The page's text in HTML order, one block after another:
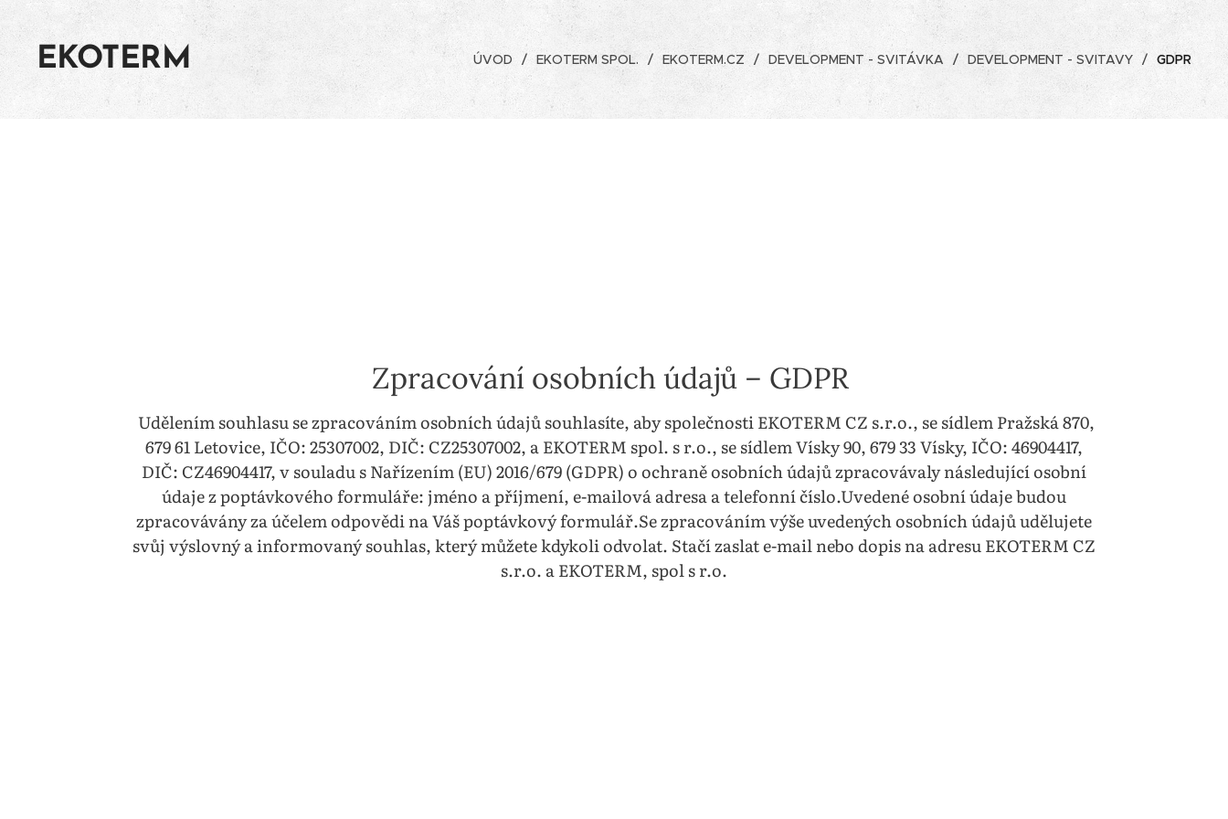
EKOTERM ÚVOD EKOTERM SPOL. EKOTERM.CZ DEVELOPMENT - SVITÁVKA DEVELOPMENT - SVITAVY GDPR
Zpracování osobních údajů – GDPR
Udělením souhlasu se zpracováním osobních údajů souhlasíte, aby společnosti EKOTERM CZ s.r.o., se sídlem Pražská 870,
679 61 Letovice, IČO: 25307002, DIČ: CZ25307002, a EKOTERM spol. s r.o., se sídlem Vísky 90, 679 33 Vísky, IČO: 46904417,
DIČ: CZ46904417, v souladu s Nařízením (EU) 2016/679 (GDPR) o ochraně osobních údajů zpracovávaly následující osobní
údaje z poptávkového formuláře: jméno a příjmení, e-mailová adresa a telefonní číslo.Uvedené osobní údaje budou
zpracovávány za účelem odpovědi na Váš poptávkový formulář.Se zpracováním výše uvedených osobních údajů udělujete
svůj výslovný a informovaný souhlas, který můžete kdykoli odvolat. Stačí zaslat e-mail nebo dopis na adresu EKOTERM CZ
s.r.o. a EKOTERM, spol s r.o.